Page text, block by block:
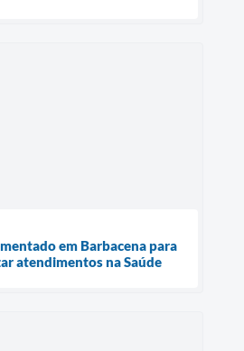
em Barbacena para
atendimentos na Saúde